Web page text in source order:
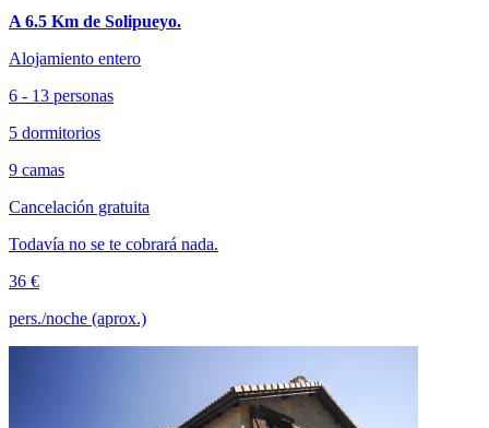
A 6.5 Km de Solipueyo.
Alojamiento entero
6 - 13 personas
5 dormitorios
9 camas
Cancelación gratuita
Todavía no se te cobrará nada.
36 €
pers./noche (aprox.)